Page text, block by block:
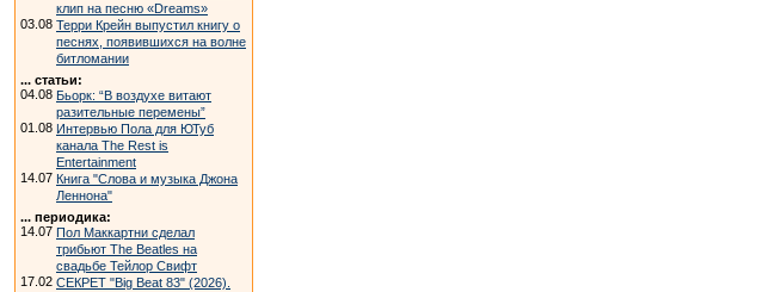
клип на песню «Dreams»
03.08 Терри Крейн выпустил книгу о
песнях, появившихся на волне
битломании
... статьи:
04.08 Бьорк: “В воздухе витают
разительные перемены”
01.08 Интервью Пола для ЮТуб
канала The Rest is
Entertainment
14.07 Книга "Слова и музыка Джона
Леннона"
... периодика:
14.07 Пол Маккартни сделал
трибьют The Beatles на
свадьбе Тейлор Свифт
17.02 СЕКРЕТ "Big Beat 83" (2026).